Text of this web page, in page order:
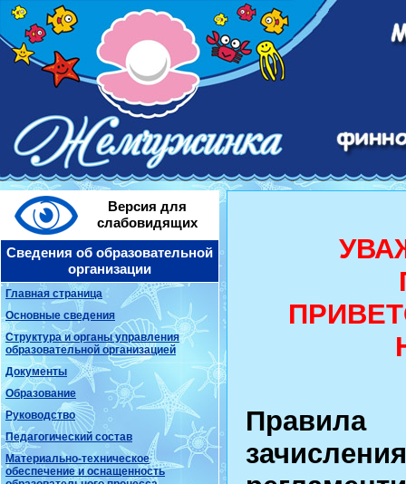
Версия для
слабовидящих
Сведения об образовательной
организации
Главная страница
Основные сведения
Структура и органы управления
образовательной организацией
Документы
Образование
Руководство
Педагогический состав
Материально-техническое
обеспечение и оснащенность